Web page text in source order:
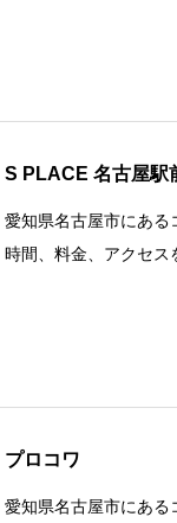
S PLACE 名古屋駅
愛知県名古屋市にある
時間、料金、アクセス
プロコワ
愛知県名古屋市にある